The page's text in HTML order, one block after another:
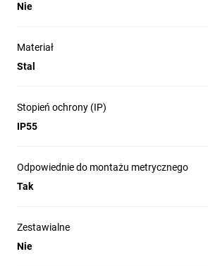
Nie
Materiał
Stal
Stopień ochrony (IP)
IP55
Odpowiednie do montażu metrycznego
Tak
Zestawialne
Nie